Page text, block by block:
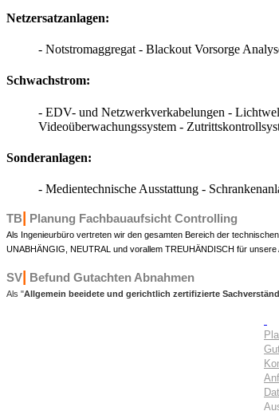
Netzersatzanlagen:
- Notstromaggregat - Blackout Vorsorge
Schwachstrom:
- EDV- und Netzwerkverkabelungen -
Videoüberwachungssystem -
Sonderanlagen:
- Medientechnische Ausstattung -
TB Planung Fachbauaufsicht Controlling
Als Ingenieurbüro vertreten wir den gesamten Bereich der
UNABHÄNGIG, NEUTRAL und vorallem TREUHÄNDISCH für unsere
SV Befund Gutachten Abnahmen
Als "Allgemein beeidete und gerichtlich zertifizierte